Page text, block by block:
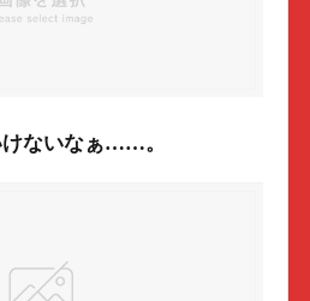
ないなぁ……。